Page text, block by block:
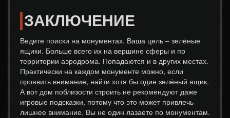
ЗАКЛЮЧЕНИЕ
Ведите поиски на монументах. Ваша цель – зелёные
ящики. Больше всего их на вершине сферы и по
территории аэродрома. Попадаются и в других местах.
Практически на каждом монументе можно, если
проявить внимание, найти хотя бы один зелёный ящик.
А вот дом поблизости строить не рекомендуют даже
игровые подсказки, потому что это может привлечь
лишнее внимание. Вы не один лазаете по монументам.